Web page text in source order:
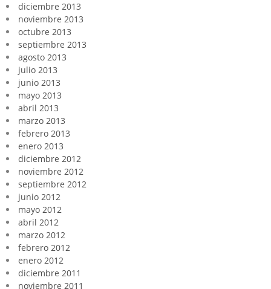
diciembre 2013
noviembre 2013
octubre 2013
septiembre 2013
agosto 2013
julio 2013
junio 2013
mayo 2013
abril 2013
marzo 2013
febrero 2013
enero 2013
diciembre 2012
noviembre 2012
septiembre 2012
junio 2012
mayo 2012
abril 2012
marzo 2012
febrero 2012
enero 2012
diciembre 2011
noviembre 2011